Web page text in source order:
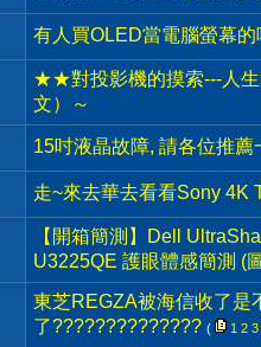
有人買OLED當電腦螢幕的
★★對投影機的摸索---人生
文）～
15吋液晶故障, 請各位推薦
走~來去華去看看Sony 4K
【開箱簡測】Dell
U3225QE 護眼體感簡測 (
東芝REGZA被海信收了是
了?????????????? ( 1 2 3